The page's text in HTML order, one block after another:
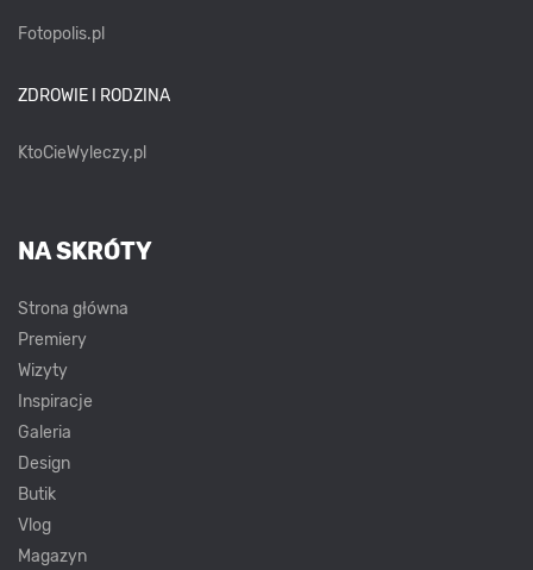
Fotopolis.pl
ZDROWIE I RODZINA
KtoCieWyleczy.pl
NA SKRÓTY
Strona główna
Premiery
Wizyty
Inspiracje
Galeria
Design
Butik
Vlog
Magazyn